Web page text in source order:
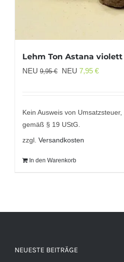
Lehm Ton Astana violett
NEU 9,95€
Ursprünglicher
9,95 €
NEU 7,95 €Aktueller
7,95 €.
Kein Ausweis von
gemäß § 19 UStG.
zzgl. Versandkosten
In den Warenkorb
NEUESTE BEITRÄGE